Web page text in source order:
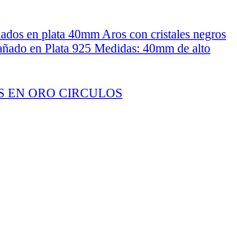
en plata 40mm Aros con cristales negros
en Plata 925 Medidas: 40mm de alto